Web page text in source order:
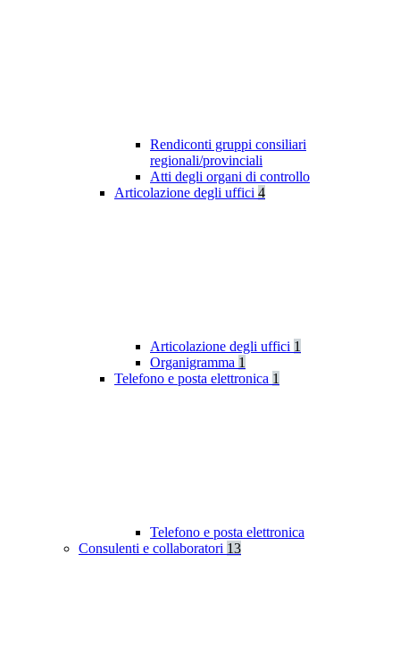
Rendiconti gruppi consiliari
regionali/provinciali
Atti degli organi di controllo
Articolazione degli uffici 4
Articolazione degli uffici 1
Organigramma 1
Telefono e posta elettronica 1
Telefono e posta elettronica
Consulenti e collaboratori 13